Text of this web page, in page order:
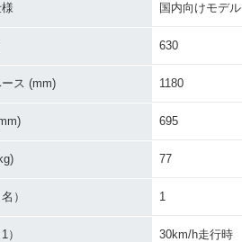
・限定仕様
国内向けモデル
630
ス (mm) 1180
695
77
） 1
） 30km/h走行時